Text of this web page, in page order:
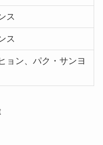
ス
ス
ョン、パク・サンヨ